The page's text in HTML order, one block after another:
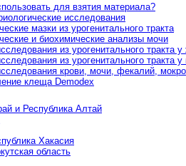
для взятия материала?
исследования
мазки из урогенитального тракта
и биохимические анализы мочи
из урогенитального тракта
из урогенитального тракта
крови, мочи, фекалий,
клеща Demodex
и Республика Алтай
Хакасия
область